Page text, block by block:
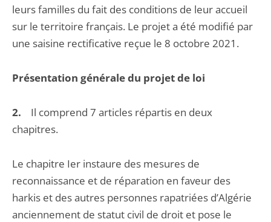
leurs familles du fait des conditions de leur accueil
sur le territoire français. Le projet a été modifié par
une saisine rectificative reçue le 8 octobre 2021.
Présentation générale du projet de loi
2.
Il comprend 7 articles répartis en deux
chapitres.
Le chapitre Ier instaure des mesures de
reconnaissance et de réparation en faveur des
harkis et des autres personnes rapatriées d’Algérie
anciennement de statut civil de droit et pose le